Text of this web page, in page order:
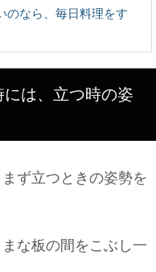
をつく『ふり』をする女性
マナー違反！？ビジネスメ
のなら、毎日料理をす
は、立つ時の姿
ず立つときの姿勢を
な板の間をこぶし一